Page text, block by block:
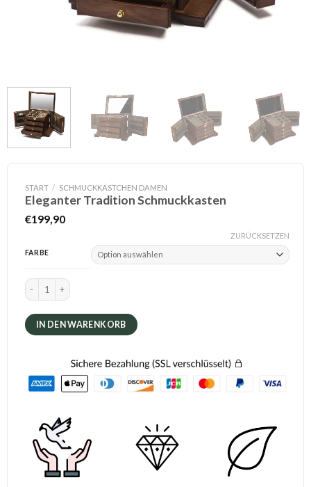
START / SCHMUCKKÄSTCHEN DAMEN
Eleganter Tradition Schmuckkasten
€199,90
FARBE
ZURÜCKSETZEN
Eleganter Tradition Schmuckkasten Menge
IN DEN WARENKORB